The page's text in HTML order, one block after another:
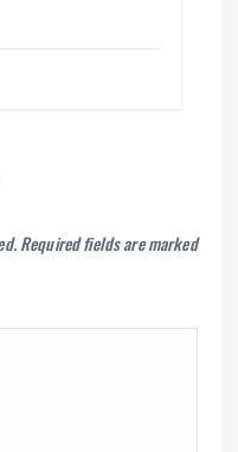
m n
Required fields are marked